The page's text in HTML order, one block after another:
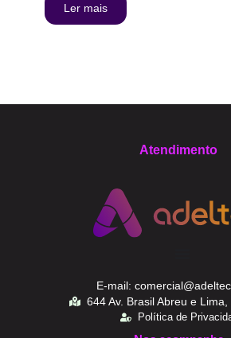
Ler mais
Atendimento
E-mail:
644 Av. Brasil Abreu e
Política de